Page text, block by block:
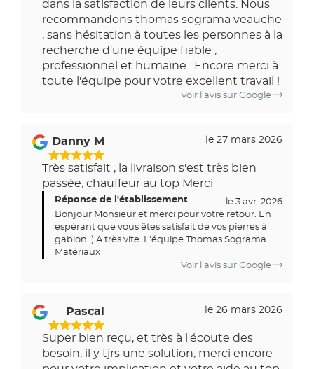
dans la satisfaction de leurs clients. Nous
recommandons thomas sograma veauche
, sans hésitation à toutes les personnes à la
recherche d'une équipe fiable ,
professionnel et humaine . Encore merci à
toute l'équipe pour votre excellent travail !
Voir l'avis sur Google
Danny M
5
Étoiles
Sur
le 27 mars 2026
Très satisfait , la livraison s'est très bien
passée, chauffeur au top Merci
Réponse de l'établissement
le 3 avr. 2026
Bonjour Monsieur et merci pour votre retour. En
espérant que vous êtes satisfait de vos pierres à
gabion :) A très vite. L'équipe Thomas Sograma
Matériaux
Voir l'avis sur Google
Pascal
5
Étoiles
Sur
le 26 mars 2026
Super bien reçu, et très à l'écoute des
besoin, il y tjrs une solution, merci encore